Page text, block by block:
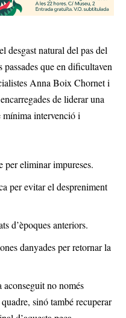
desgast natural del pas del
passades que en dificultaven
Anna Boix Chornet i
de liderar una
mínima intervenció i
per eliminar impureses.
per evitar el despreniment
d’èpoques anteriors.
danyades per retornar la
aconseguit no només
sinó també recuperar